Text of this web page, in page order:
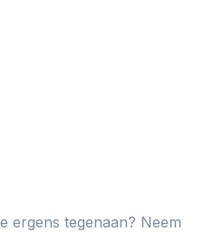
ergens tegenaan? Neem